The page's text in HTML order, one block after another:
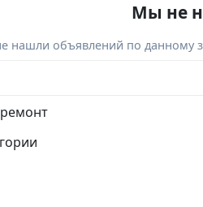
Мы не
объявлений по данному